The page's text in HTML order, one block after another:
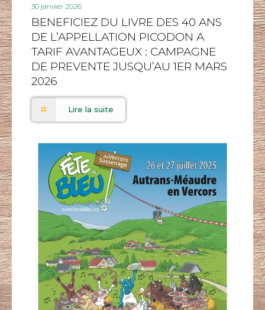
30 janvier 2026
BENEFICIEZ DU LIVRE DES 40 ANS
DE L’APPELLATION PICODON A
TARIF AVANTAGEUX : CAMPAGNE
DE PREVENTE JUSQU’AU 1ER MARS
2026
Lire la suite